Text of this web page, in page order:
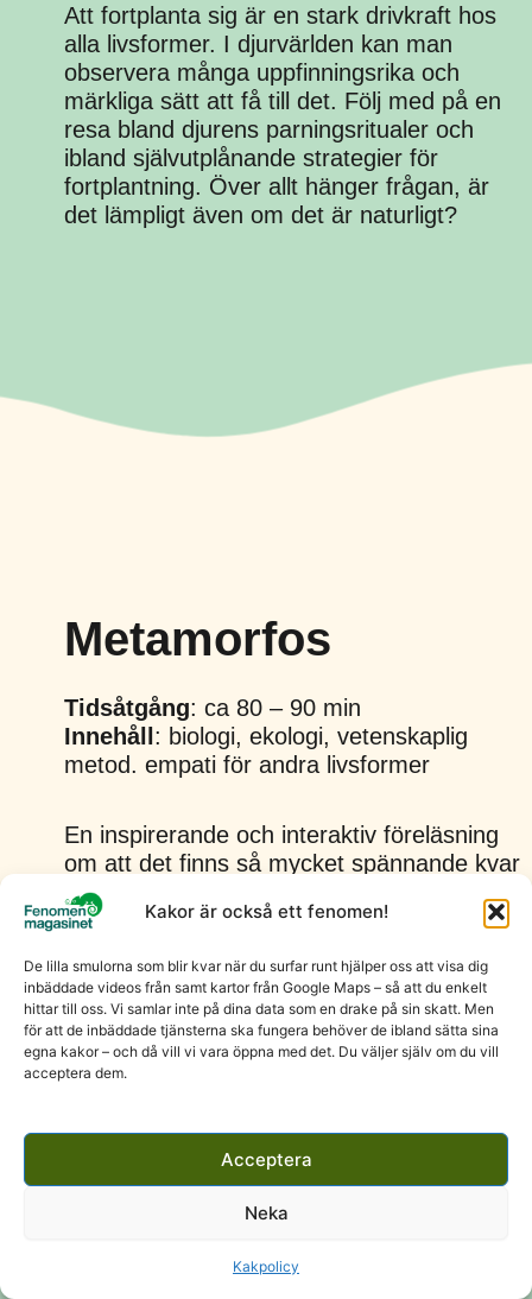
Kakor är också ett fenomen!
De lilla smulorna som blir kvar när du surfar runt hjälper oss att visa dig
inbäddade videos från samt kartor från Google Maps – så att du enkelt
hittar till oss. Vi samlar inte på dina data som en drake på sin skatt. Men
för att de inbäddade tjänsterna ska fungera behöver de ibland sätta sina
egna kakor – och då vill vi vara öppna med det. Du väljer själv om du vill
acceptera dem.
Acceptera
Neka
Kakpolicy
Att fortplanta sig är en stark drivkraft hos
alla livsformer. I djurvärlden kan man
observera många uppfinningsrika och
märkliga sätt att få till det. Följ med på en
resa bland djurens parningsritualer och
ibland självutplånande strategier för
fortplantning. Över allt hänger frågan, är
det lämpligt även om det är naturligt?
Metamorfos
Tidsåtgång: ca 80 – 90 min
Innehåll: biologi, ekologi, vetenskaplig
metod. empati för andra livsformer
En inspirerande och interaktiv föreläsning
om att det finns så mycket spännande kvar
att utforska i naturen, inte minst genom att
studera fenomenala djur.